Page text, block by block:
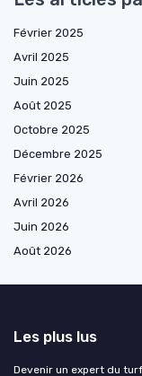
Février 2025
Avril 2025
Juin 2025
Août 2025
Octobre 2025
Décembre 2025
Février 2026
Avril 2026
Juin 2026
Août 2026
Les plus lus
Devenir un expert du